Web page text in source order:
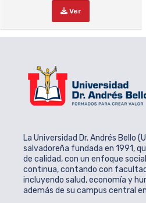
Ver
La Universidad Dr. Andrés Bello
salvadoreña fundada en 1991,
de calidad, con un enfoque
continua, contando con
incluyendo salud, economía y
además de su campus central